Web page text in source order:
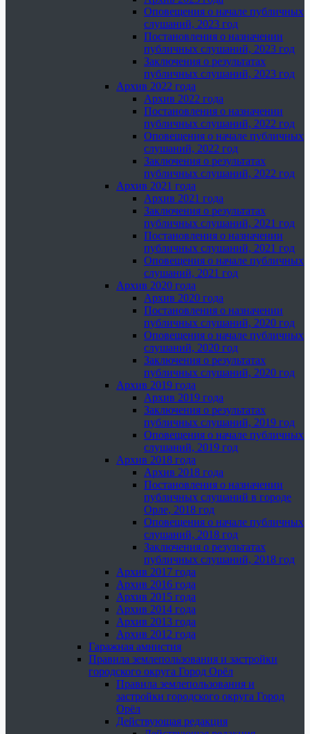
Оповещения о начале публичных
слушаний, 2023 год
Постановления о назначении
публичных слушаний, 2023 год
Заключения о результатах
публичных слушаний, 2023 год
Архив 2022 года
Архив 2022 года
Постановления о назначении
публичных слушаний, 2022 год
Оповещения о начале публичных
слушаний, 2022 год
Заключения о результатах
публичных слушаний, 2022 год
Архив 2021 года
Архив 2021 года
Заключения о результатах
публичных слушаний, 2021 год
Постановления о назначении
публичных слушаний, 2021 год
Оповещения о начале публичных
слушаний, 2021 год
Архив 2020 года
Архив 2020 года
Постановления о назначении
публичных слушаний, 2020 год
Оповещения о начале публичных
слушаний, 2020 год
Заключения о результатах
публичных слушаний, 2020 год
Архив 2019 года
Архив 2019 года
Заключения о результатах
публичных слушаний, 2019 год
Оповещения о начале публичных
слушаний, 2019 год
Архив 2018 года
Архив 2018 года
Постановления о назначении
публичных слушаний в городе
Орле, 2018 год
Оповещения о начале публичных
слушаний, 2018 год
Заключения о результатах
публичных слушаний, 2018 год
Архив 2017 года
Архив 2016 года
Архив 2015 года
Архив 2014 года
Архив 2013 года
Архив 2012 года
Гаражная амнистия
Правила землепользования и застройки
городского округа Город Орёл
Правила землепользования и
застройки городского округа Город
Орёл
Действующая редакция